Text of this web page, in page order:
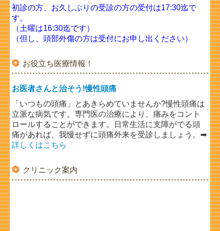
クリニック案内
初診の方、お久しぶりの受診の方の受付は17:30迄で
す。
（土曜は16:30迄です）
（但し、頭部外傷の方は受付にお申し出ください）
お役立ち医療情報！
お医者さんと治そう!慢性頭痛
「いつもの頭痛」とあきらめていませんか?慢性頭痛は
立派な病気です。専門医の治療により、痛みをコント
ロールすることができます。日常生活に支障がでる頭
痛があれば、我慢せずに頭痛外来を受診しましょう。➡
詳しくはこちら